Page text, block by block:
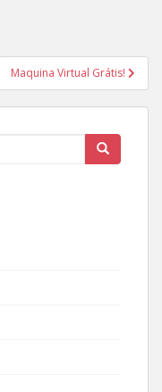
Maquina Virtual Grátis!